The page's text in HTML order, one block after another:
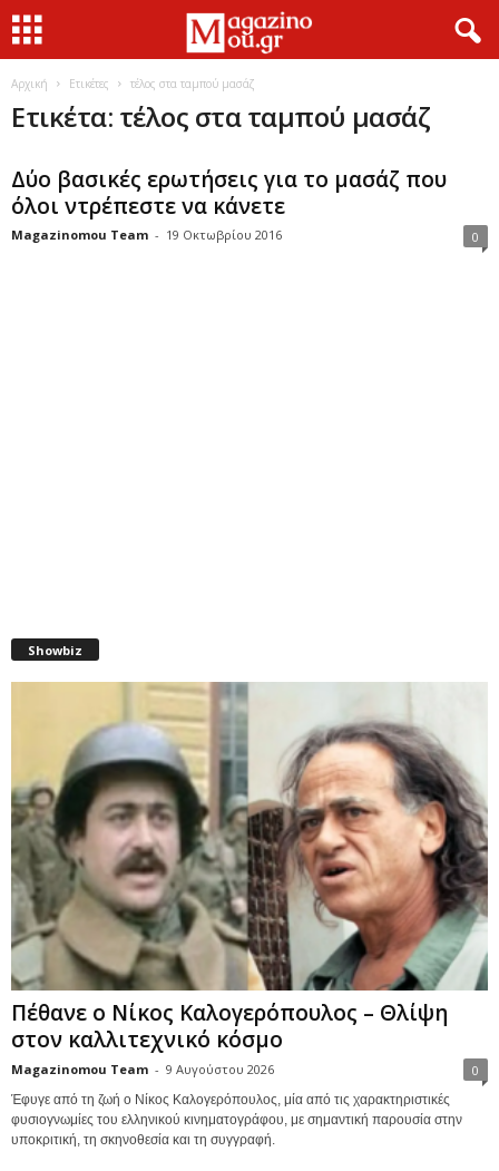
Αρχική Ετικέτες τέλος στα ταμπού μασάζ
Ετικέτα: τέλος στα ταμπού μασάζ
Δύο βασικές ερωτήσεις για το μασάζ που
όλοι ντρέπεστε να κάνετε
Magazinomou Team - 19 Οκτωβρίου 2016 0
Showbiz
Πέθανε ο Νίκος Καλογερόπουλος – Θλίψη
στον καλλιτεχνικό κόσμο
Magazinomou Team - 9 Αυγούστου 2026 0
Έφυγε από τη ζωή ο Νίκος Καλογερόπουλος, μία από τις χαρακτηριστικές
φυσιογνωμίες του ελληνικού κινηματογράφου, με σημαντική παρουσία στην
υποκριτική, τη σκηνοθεσία και τη συγγραφή.